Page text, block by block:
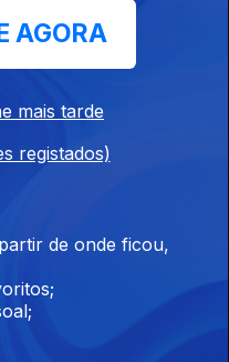
27 jul. 2026
AGORA
mais tarde
registados)
de onde ficou,